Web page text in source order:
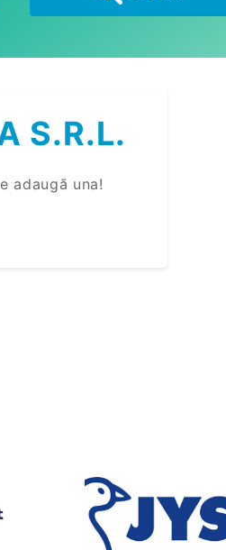
S.R.L.
adaugă una!